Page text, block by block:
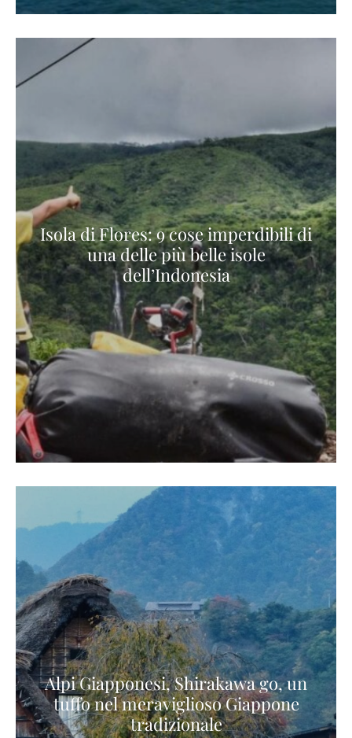
Isola di Flores: 9 cose imperdibili di
una delle più belle isole
dell’Indonesia
Alpi Giapponesi, Shirakawa go, un
tuffo nel meraviglioso Giappone
tradizionale